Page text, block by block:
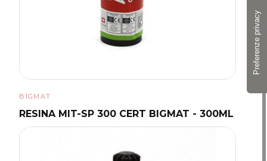
BIGMAT
RESINA MIT-SP 300 CERT BIGMAT - 300ML